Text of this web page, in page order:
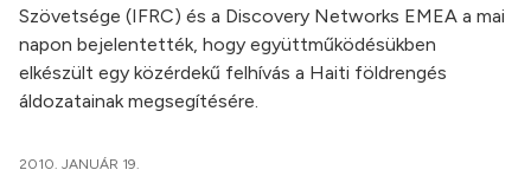
Szövetsége (IFRC) és a Discovery Networks EMEA a mai
napon bejelentették, hogy együttműködésükben
elkészült egy közérdekű felhívás a Haiti földrengés
áldozatainak megsegítésére.
2010. JANUÁR 19.